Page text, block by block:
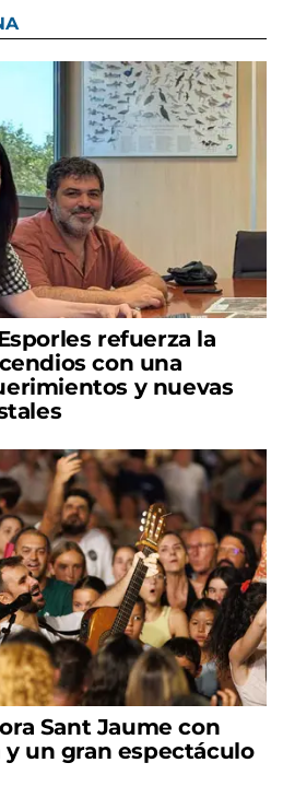
refuerza la
con una
y nuevas
Sant Jaume con
un gran espectáculo